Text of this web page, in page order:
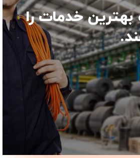
بهترین خدمات را